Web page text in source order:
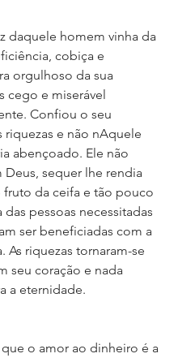
daquele homem vinha da
cobiça e
orgulhoso da sua
cego e miserável
Confiou o seu
riquezas e não nAquele
abençoado. Ele não
Deus, sequer lhe rendia
fruto da ceifa e tão pouco
das pessoas necessitadas
ser beneficiadas com a
As riquezas tornaram-se
seu coração e nada
a eternidade.
o amor ao dinheiro é a